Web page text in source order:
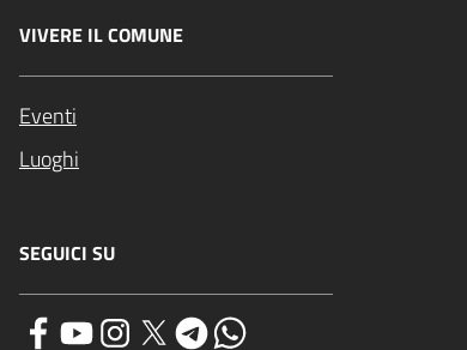
VIVERE IL COMUNE
Eventi
Luoghi
SEGUICI SU